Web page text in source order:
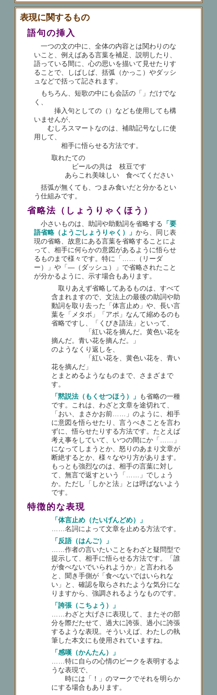
表現に関するもの
語句の挿入
一つの文の中に、全体の内容とは関わりのな
いこと、例えばある言葉を補足、説明したり、
語っている間に、心の思いを描いて見せたりす
ることで、しばしば、括弧（かっこ）やダッシ
ュなどで括って記されます。
もちろん、短歌の中にも会話の「」だけでな
く、
挿入句としての（）なども使用しても構
いませんが、
むしろスマートなのは、補助記号なしに使
用して、
相手に悟らせる方法です。
取れたての
ビールの共は 枝豆です
あらこれ美味しい 食べてください
括弧が無くても、つまみ食いだと分かるとい
う仕組みです。
省略法（しょうりゃくほう）
小さいものは、助詞や助動詞を省略する
「要
語省略（ようごしょうりゃく）」から、同じ表
現の省略、故意にある言葉を省略することによ
って、相手に何らかの意図があるように悟らせ
るものまで様々です。特に「……（リーダ
ー）」や「―（ダッシュ）」で省略されたこと
が分かるように、示す場合もあります。
取りあえず省略してあるものは、すべて
含まれますので、文法上の最後の助詞や助
動詞を取り去った「体言止め」や、長い言
葉を「メタボ」「アポ」なんて縮めるのも
省略ですし、「くびき語法」といって、
「紅い花を摘んだ。黄色い花を
摘んだ。青い花を摘んだ。」
のようなくり返しを、
「紅い花を、黄色い花を、青い
花を摘んだ」
とまとめるようなものまで、さまざまで
す。
「黙説法（もくせつほう）」 も省略の一種
です。これは、わざと文章を途切れて、
「おい、まさかお前……」のように、相手
に意図を悟らせたり、言うべきことを言わ
ずに、悟らせたりする方法です。たとえば
考え事をしていて、いつの間にか「……」
になってしまうとか、怒りのあまり文章が
断絶するとか、様々なやり方があります。
もっとも強烈なのは、相手の言葉に対し
て、無言で返すという「……」でしょう
か。ただし「しかと法」とは呼ばないよう
です。
特徴的な表現
「体言止め（たいげんどめ）」
……名詞によって文章を止める方法です。
「反語（はんご）」
……作者の言いたいことをわざと疑問型で
提示して、相手に悟らせる方法です。「誰
が食べないでいられようか」と言われる
と、聞き手側が「食べないではいられな
い」と、確認を取らされたような気分にな
りますから、強調されるようなものです。
「誇張（こちょう）」
……わざと大げさに表現して、またその部
分を際だたせて、過大に誇張、過小に誇張
するような表現。そういえば、わたしの執
筆した本文にも使用されていますね。
「感嘆（かんたん）」
……特に自らの心情のピークを表明するよ
うな表現で、
時には「！」のマークでそれを明らか
にする場合もあります。